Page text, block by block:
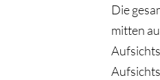
Die
mitten